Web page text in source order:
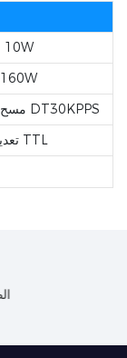
10W
160W
مسح الجلفانومتر DT30KPPS
تعديل TTL